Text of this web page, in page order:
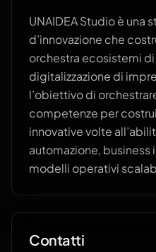
UNAIDEA Studio è una
d’innovazione che
orchestra ecosistemi
digitalizzazione di
l’obiettivo di
competenze per
innovative volte
automazione,
modelli operativi
Contatti